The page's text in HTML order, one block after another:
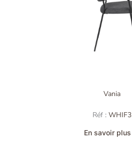
Vania
Réf : WHIF3
En savoir plus